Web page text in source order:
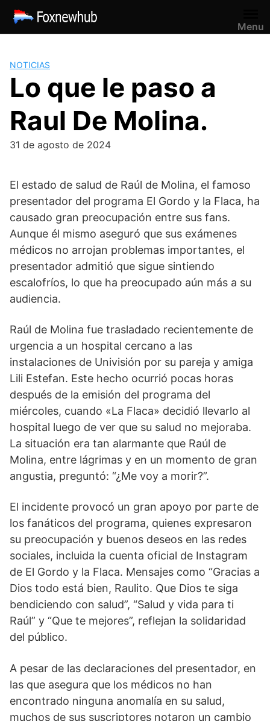
Saltar
contenido
Menu
NOTICIAS
Lo que le paso a
Raul De Molina.
31 de agosto de 2024
El estado de salud de Raúl de Molina, el famoso
presentador del programa El Gordo y la Flaca, ha
causado gran preocupación entre sus fans.
Aunque él mismo aseguró que sus exámenes
médicos no arrojan problemas importantes, el
presentador admitió que sigue sintiendo
escalofríos, lo que ha preocupado aún más a su
audiencia.
Raúl de Molina fue trasladado recientemente de
urgencia a un hospital cercano a las
instalaciones de Univisión por su pareja y amiga
Lili Estefan. Este hecho ocurrió pocas horas
después de la emisión del programa del
miércoles, cuando «La Flaca» decidió llevarlo al
hospital luego de ver que su salud no mejoraba.
La situación era tan alarmante que Raúl de
Molina, entre lágrimas y en un momento de gran
angustia, preguntó: “¿Me voy a morir?”.
El incidente provocó un gran apoyo por parte de
los fanáticos del programa, quienes expresaron
su preocupación y buenos deseos en las redes
sociales, incluida la cuenta oficial de Instagram
de El Gordo y la Flaca. Mensajes como “Gracias a
Dios todo está bien, Raulito. Que Dios te siga
bendiciendo con salud”, “Salud y vida para ti
Raúl” y “Que te mejores”, reflejan la solidaridad
del público.
A pesar de las declaraciones del presentador, en
las que asegura que los médicos no han
encontrado ninguna anomalía en su salud,
muchos de sus suscriptores notaron un cambio